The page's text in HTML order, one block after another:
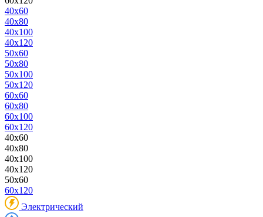
40x60
40x80
40x100
40x120
50x60
50x80
50x100
50x120
60x60
60x80
60x100
60x120
40x60
40x80
40x100
40x120
50x60
60x120
Электрический